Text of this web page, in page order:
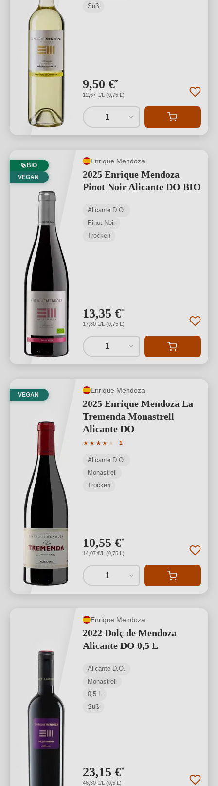
Süß
9,50 €*
12,67 €/L (0,75 L)
1
BIO
VEGAN
Enrique Mendoza
2025 Enrique Mendoza
Pinot Noir Alicante DO BIO
Alicante D.O.
Pinot Noir
Trocken
13,35 €*
17,80 €/L (0,75 L)
1
VEGAN
Enrique Mendoza
2025 Enrique Mendoza La
Tremenda Monastrell
Alicante DO
★★★★★
Durchschnittliche Bewertung von 4
1
Alicante D.O.
Monastrell
Trocken
10,55 €*
14,07 €/L (0,75 L)
1
Enrique Mendoza
2022 Dolç de Mendoza
Alicante DO 0,5 L
Alicante D.O.
Monastrell
0,5 L
Süß
23,15 €*
46,30 €/L (0,5 L)